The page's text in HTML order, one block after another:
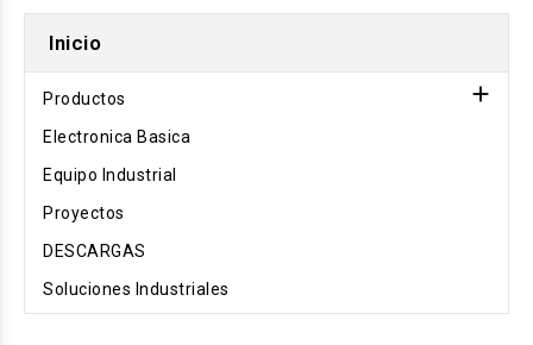
Inicio
Productos 
Electronica Basica
Equipo Industrial
Proyectos
DESCARGAS
Soluciones Industriales